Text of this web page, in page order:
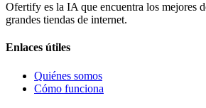
Ofertify es la IA que encuentra los mejores
grandes tiendas de internet.
Enlaces útiles
Quiénes somos
Cómo funciona